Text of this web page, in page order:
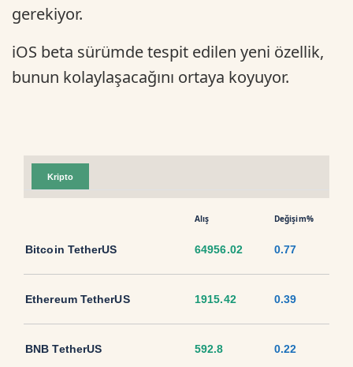
gerekiyor.
iOS beta sürümde tespit edilen yeni özellik,
bunun kolaylaşacağını ortaya koyuyor.
Kripto
Alış Değişim%
Bitcoin TetherUS 64956.02 0.77
Ethereum TetherUS 1915.42 0.39
BNB TetherUS 592.8 0.22